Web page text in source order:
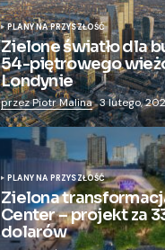
PLANY NA PRZYSZŁOŚĆ
Zielone światło dla
54-piętrowego
Londynie
przez Piotr Malina 3 lutego,
PLANY NA PRZYSZŁOŚĆ
Zielona
Center – projekt za
dolarów